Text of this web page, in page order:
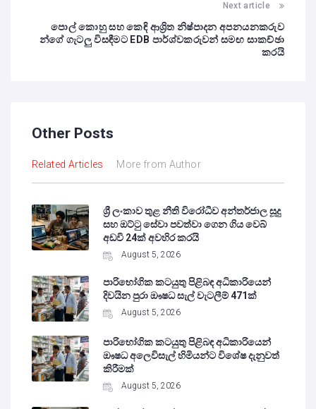
Next article
පොල් කොහු සහ කෙඳි ආශ්‍රිත නිෂ්පාදන අපනයනකරුව
න්ගේ ගැටලු විසඳීමට EDB පාර්ශ්වකරුවන් සමඟ සාකච්ඡා
කරයි
Other Posts
Related Articles More from Author
ශ්‍රී ලංකාව තුළ නීති විරෝධීව අන්තර්ජාල සූදු
සහ ඔට්ටු සේවා පවත්වා ගෙන ගිය වෙබ්
අඩවි 24ක් අවහිර කරයි
August 5, 2026
පාරිභෝගික කටයුතු පිළිබඳ අධිකාරියෙන්
දිවයින පුරා ඖෂධ සැල් වැටලීම් 471ක්
August 5, 2026
පාරිභෝගික කටයුතු පිළිබඳ අධිකාරියෙන්
ඖෂධ අලෙවිසැල් හිමියන්ට විශේෂ දැනුවත්
කිරීමක්
August 5, 2026